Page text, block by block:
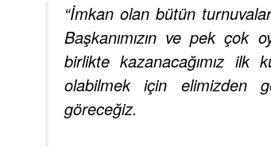
“İmkan olan bütün
Başkanımızın ve pek çok
birlikte kazanacağımız ilk
olabilmek için elimizden
göreceğiz.